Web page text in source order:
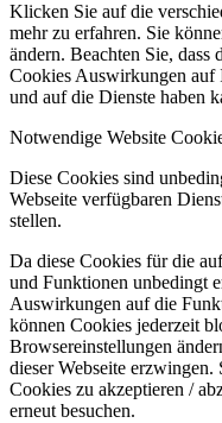
Klicken Sie auf die
mehr zu erfahren. Sie
ändern. Beachten Sie,
Cookies Auswirkungen auf
und auf die Dienste haben
Notwendige Website
Diese Cookies sind
Webseite verfügbaren
stellen.
Da diese Cookies für die
und Funktionen unbedingt
Auswirkungen auf die
können Cookies jederzeit
Browsereinstellungen
dieser Webseite
Cookies zu akzeptieren /
erneut besuchen.